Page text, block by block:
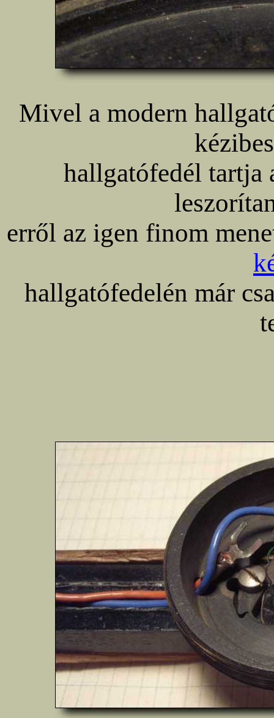
Mivel a modern
hallgatófedél tartja
erről az igen finom
hallgatófedelén már